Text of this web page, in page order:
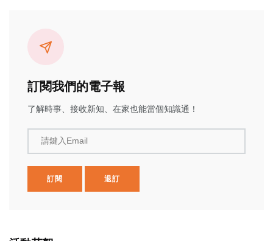
訂閱我們的電子報
了解時事、接收新知、在家也能當個知識通！
請鍵入Email
訂閱 退訂